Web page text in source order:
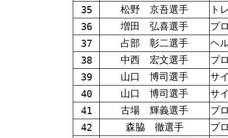
35
松野 京吾選手
ト
36
増田 弘喜選手
プ
37
占部 彰二選手
ヘ
38
中西 宏文選手
プ
39
山口 博司選手
サ
40
山口 博司選手
サ
41
古場 輝義選手
プ
42
森脇 徹選手
プ